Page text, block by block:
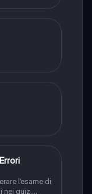
l’esame di
nei quiz,